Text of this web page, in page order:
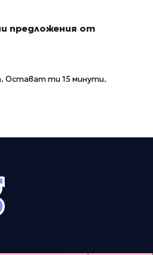
предложения от
Остават ти 15 минути.